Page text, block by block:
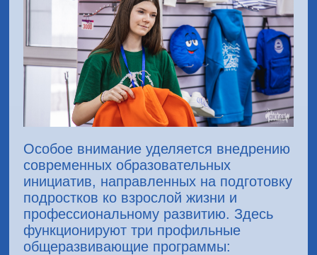
Особое внимание уделяется внедрению
современных образовательных
инициатив, направленных на подготовку
подростков ко взрослой жизни и
профессиональному развитию. Здесь
функционируют три профильные
общеразвивающие программы: